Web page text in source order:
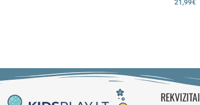
21,99€
REKVIZITAI